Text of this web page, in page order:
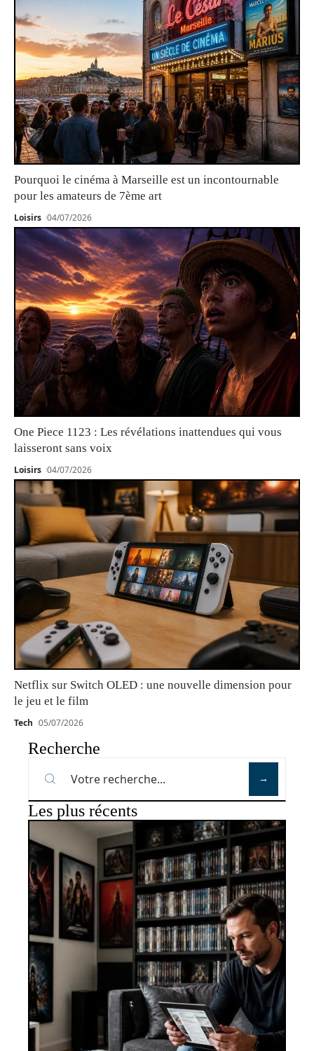
Pourquoi le cinéma à Marseille est un incontournable
pour les amateurs de 7ème art
Loisirs 04/07/2026
One Piece 1123 : Les révélations inattendues qui vous
laisseront sans voix
Loisirs 04/07/2026
Netflix sur Switch OLED : une nouvelle dimension pour
le jeu et le film
Tech 05/07/2026
Recherche
Les plus récents